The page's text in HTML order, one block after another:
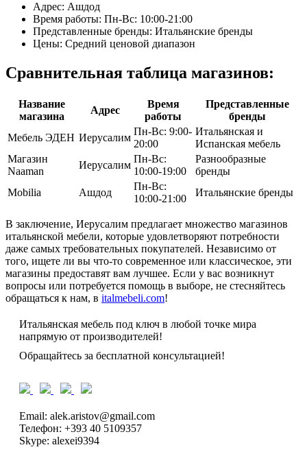
Адрес: Ашдод
Время работы: Пн-Вс: 10:00-21:00
Представленные бренды: Итальянские бренды
Цены: Средний ценовой диапазон
Сравнительная таблица магазинов:
Название
магазина
Адрес
Время
работы
Представленные
бренды
Мебель ЭДЕН Иерусалим
Пн-Вс: 9:00-
20:00
Итальянская и
Испанская мебель
Магазин
Naaman
Иерусалим
Пн-Вс:
10:00-19:00
Разнообразные
бренды
Mobilia
Ашдод
Пн-Вс:
10:00-21:00
Итальянские бренды
В заключение, Иерусалим предлагает множество магазинов
итальянской мебели, которые удовлетворяют потребности
даже самых требовательных покупателей. Независимо от
того, ищете ли вы что-то современное или классическое, эти
магазины предоставят вам лучшее. Если у вас возникнут
вопросы или потребуется помощь в выборе, не стесняйтесь
обращаться к нам, в italmebeli.com!
Итальянская мебель под ключ в любой точке мира
напрямую от производителей!
Обращайтесь за бесплатной консультацией!
Email: alek.aristov@gmail.com
Телефон: +393 40 5109357
Skype: alexei9394